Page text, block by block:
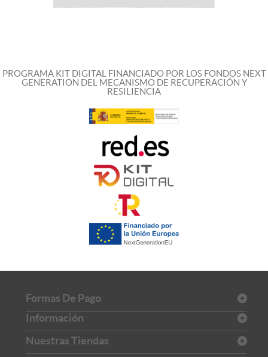
PROGRAMA KIT DIGITAL FINANCIADO POR LOS FONDOS NEXT
GENERATION DEL MECANISMO DE RECUPERACIÓN Y
RESILIENCIA
Formas De Pago
Información
Nuestras Tiendas